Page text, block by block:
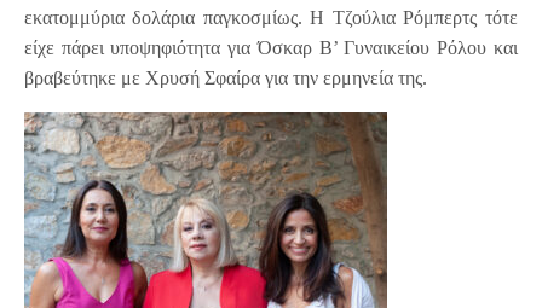
εκατομμύρια δολάρια παγκοσμίως. Η Τζούλια Ρόμπερτς τότε
είχε πάρει υποψηφιότητα για Όσκαρ Β’ Γυναικείου Ρόλου και
βραβεύτηκε με Χρυσή Σφαίρα για την ερμηνεία της.